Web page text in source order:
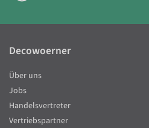
Decowoerner
Über uns
Jobs
Handelsvertreter
Vertriebspartner